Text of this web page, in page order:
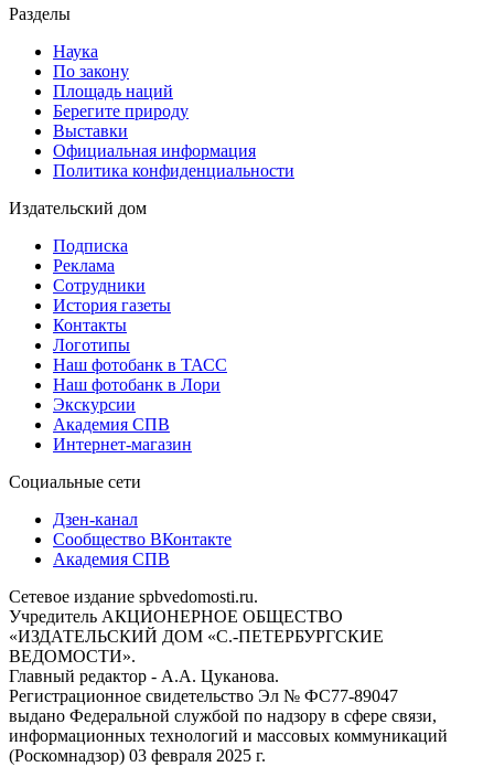
Разделы
Наука
По закону
Площадь наций
Берегите природу
Выставки
Официальная информация
Политика конфиденциальности
Издательский дом
Подписка
Реклама
Сотрудники
История газеты
Контакты
Логотипы
Наш фотобанк в ТАСС
Наш фотобанк в Лори
Экскурсии
Академия СПВ
Интернет-магазин
Социальные сети
Дзен-канал
Сообщество ВКонтакте
Академия СПВ
Сетевое издание spbvedomosti.ru.
Учредитель АКЦИОНЕРНОЕ ОБЩЕСТВО
«ИЗДАТЕЛЬСКИЙ ДОМ «С.-ПЕТЕРБУРГСКИЕ
ВЕДОМОСТИ».
Главный редактор - А.А. Цуканова.
Регистрационное свидетельство Эл № ФС77-89047
выдано Федеральной службой по надзору в сфере связи,
информационных технологий и массовых коммуникаций
(Роскомнадзор) 03 февраля 2025 г.